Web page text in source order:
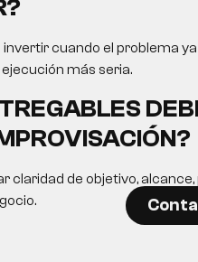
cuando el problema
más seria.
claridad de objetivo,